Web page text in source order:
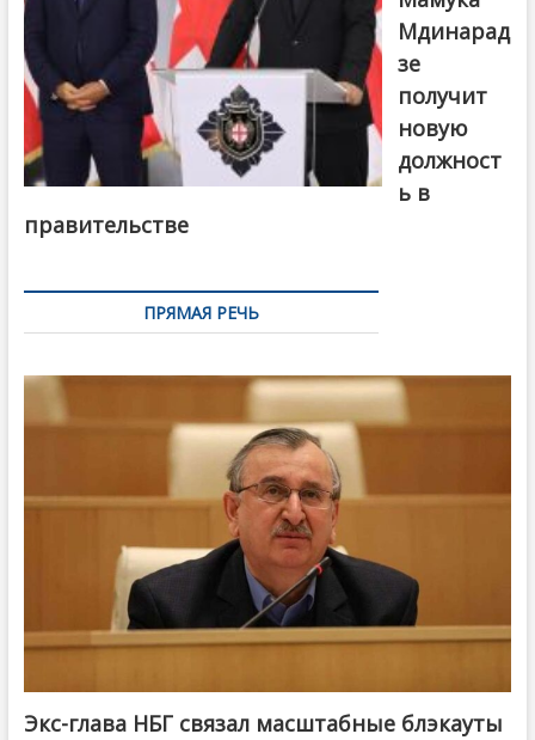
Мдинарад
зе
получит
новую
должност
ь в
правительстве
ПРЯМАЯ РЕЧЬ
Экс-глава НБГ связал масштабные блэкауты